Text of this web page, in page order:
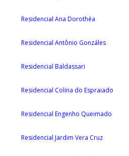
Residencial Ana Dorothéa
Residencial Antônio Gonzáles
Residencial Baldassari
Residencial Colina do Espraiado
Residencial Engenho Queimado
Residencial Jardim Vera Cruz